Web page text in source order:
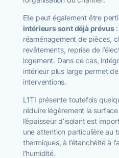
Elle peut également être
intérieurs sont déjà prévus:
réaménagement de pièces,
revêtements, reprise de
logement. Dans ce cas,
intérieur plus large permet
interventions.
L’ITI présente toutefois
réduire légèrement la
l’épaisseur d’isolant est
une attention particulière au
thermiques, à l’étanchéité à
l’humidité.